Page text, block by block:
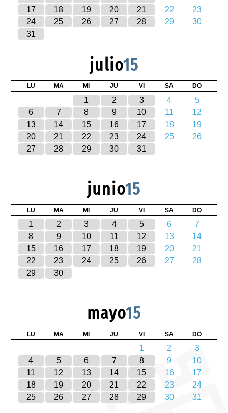
17
18 19 20 21 22
23
24
25 26 27 28 29
30
31
julio15
LU MA MI JU VI SA DO
1 2 3 4
5
6
7 8 9 10 11
12
13
14 15 16 17 18
19
20
21 22 23 24 25
26
27
28 29 30 31
junio15
LU MA MI JU VI SA DO
1 2 3 4 5 6
7
8
9 10 11 12 13
14
15
16 17 18 19 20
21
22
23 24 25 26 27
28
29
30
mayo15
LU MA MI JU VI SA DO
1 2
3
4
5 6 7 8 9
10
11
12 13 14 15 16
17
18
19 20 21 22 23
24
25
26 27 28 29 30 31